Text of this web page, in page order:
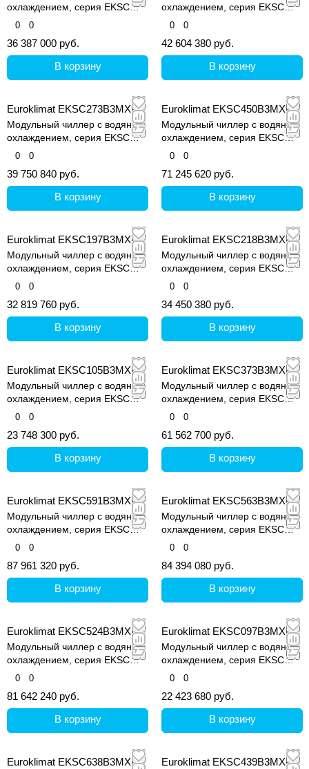
охлаждением, серия EKSC
MARS Super II
0 0
36 387 000 руб.
В корзину
охлаждением, серия EKSC
MARS Super II
0 0
42 604 380 руб.
В корзину
Euroklimat EKSC273B3MXE
Модульный чиллер с водяным
охлаждением, серия EKSC
MARS Super II
0 0
39 750 840 руб.
В корзину
Euroklimat EKSC450B3MXE
Модульный чиллер с водяным
охлаждением, серия EKSC
MARS Super II
0 0
71 245 620 руб.
В корзину
Euroklimat EKSC197B3MXE
Модульный чиллер с водяным
охлаждением, серия EKSC
MARS Super II
0 0
32 819 760 руб.
В корзину
Euroklimat EKSC218B3MXE
Модульный чиллер с водяным
охлаждением, серия EKSC
MARS Super II
0 0
34 450 380 руб.
В корзину
Euroklimat EKSC105B3MXE
Модульный чиллер с водяным
охлаждением, серия EKSC
MARS Super II
0 0
23 748 300 руб.
В корзину
Euroklimat EKSC373B3MXE
Модульный чиллер с водяным
охлаждением, серия EKSC
MARS Super II
0 0
61 562 700 руб.
В корзину
Euroklimat EKSC591B3MXE
Модульный чиллер с водяным
охлаждением, серия EKSC
MARS Super II
0 0
87 961 320 руб.
В корзину
Euroklimat EKSC563B3MXE
Модульный чиллер с водяным
охлаждением, серия EKSC
MARS Super II
0 0
84 394 080 руб.
В корзину
Euroklimat EKSC524B3MXE
Модульный чиллер с водяным
охлаждением, серия EKSC
MARS Super II
0 0
81 642 240 руб.
В корзину
Euroklimat EKSC097B3MXE
Модульный чиллер с водяным
охлаждением, серия EKSC
MARS Super II
0 0
22 423 680 руб.
В корзину
Euroklimat EKSC638B3MXE Euroklimat EKSC439B3MXE